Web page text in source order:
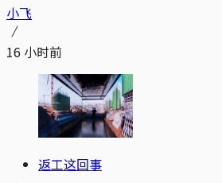
小飞
16 小时前
返工这回事